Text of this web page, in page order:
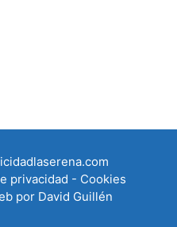
privacidad - Cookies
por David Guillén